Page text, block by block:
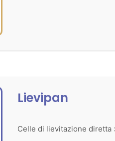
Lievipan
Celle di lievitazione diretta